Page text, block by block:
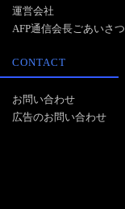
運営会社
AFP通信会長ごあいさつ
CONTACT
お問い合わせ
広告のお問い合わせ